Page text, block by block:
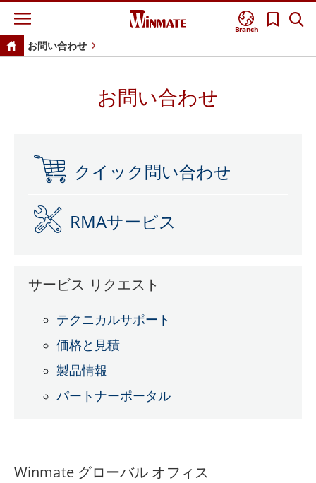
Branch
お問い合わせ
お問い合わせ
クイック問い合わせ
RMAサービス
サービス リクエスト
テクニカルサポート
価格と見積
製品情報
パートナーポータル
Winmate グローバル オフィス